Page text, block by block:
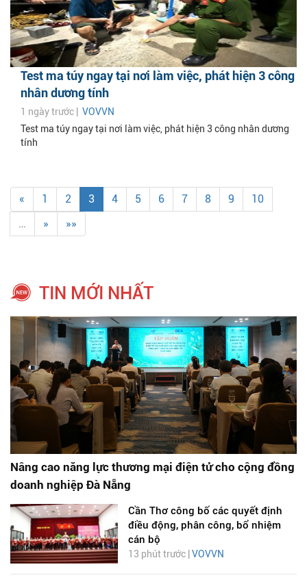
Test ma túy ngay tại nơi làm việc, phát hiện 3 công
nhân dương tính
1 ngày trước | VOVVN
Test ma túy ngay tại nơi làm việc, phát hiện 3 công nhân dương
tính
« 1 2 3 4 5 6 7 8 9
10
…
» »»
TIN MỚI NHẤT
Nâng cao năng lực thương mại điện tử cho cộng đồng
doanh nghiệp Đà Nẵng
Cần Thơ công bố các quyết định
điều động, phân công, bổ nhiệm
cán bộ
13 phút trước | VOVVN